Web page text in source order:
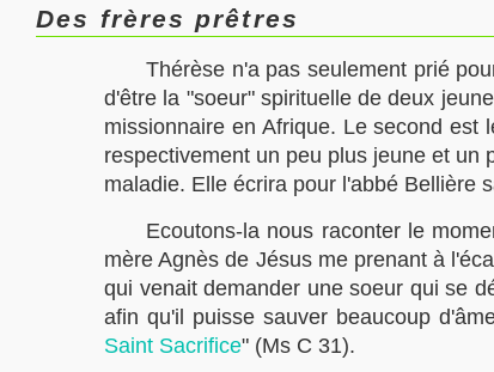
Des frères prêtres
Thérèse n'a pas seulement prié
d'être la "soeur" spirituelle de deux
missionnaire en Afrique. Le second est
respectivement un peu plus jeune et un
maladie. Elle écrira pour l'abbé Bellière
Ecoutons-la nous raconter le
mère Agnès de Jésus me prenant à
qui venait demander une soeur qui se
afin qu'il puisse sauver beaucoup
Saint Sacrifice" (Ms C 31).